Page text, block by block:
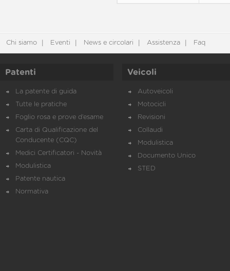
Chi siamo Eventi News e circolari Assistenza Faq
Patenti
La patente di guida
Tutte le pratiche
Foglio rosa e prove d’esame
Carta di Qualificazione del
Conducente (CQC)
Medici Certificatori - Novità
Modulistica
Patente nautica
Normativa
Veicoli
Autoveicoli
Motocicli
Revisioni
Collaudi
Modulistica
Documento Unico
STED